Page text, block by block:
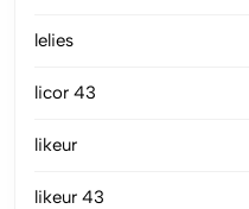
lelies
licor 43
likeur
likeur 43